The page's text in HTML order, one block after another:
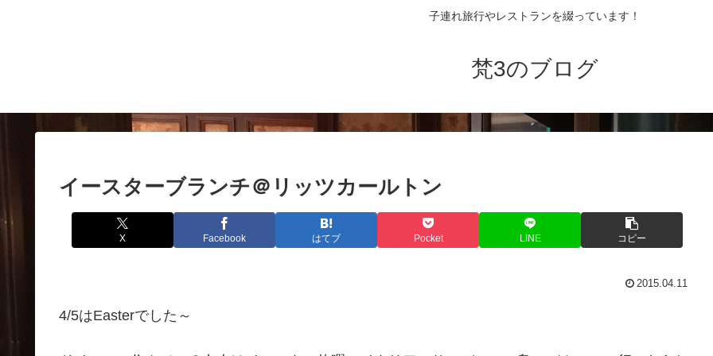
子連れ旅行やレストランを綴っています！
梵3のブログ
イースターブランチ＠リッツカールトン
X Facebook はてブ Pocket LINE コピー
2015.04.11
4/5はEasterでした～